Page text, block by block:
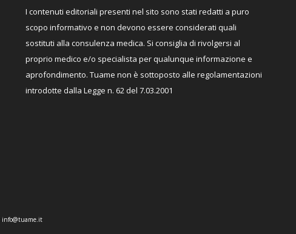
I contenuti editoriali presenti nel sito sono stati redatti a puro
scopo informativo e non devono essere considerati quali
sostituti alla consulenza medica. Si consiglia di rivolgersi al
proprio medico e/o specialista per qualunque informazione e
aprofondimento. Tuame non è sottoposto alle regolamentazioni
introdotte dalla Legge n. 62 del 7.03.2001
info@tuame.it